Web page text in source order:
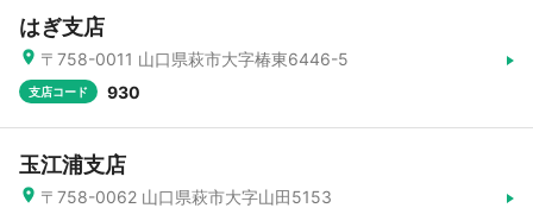
はぎ支店
〒758-0011 山口県萩市大字椿東6446-5
支店コード 930
玉江浦支店
〒758-0062 山口県萩市大字山田5153